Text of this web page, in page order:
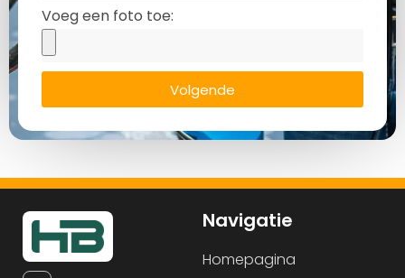
Voeg een foto toe:
Volgende
Navigatie
Homepagina